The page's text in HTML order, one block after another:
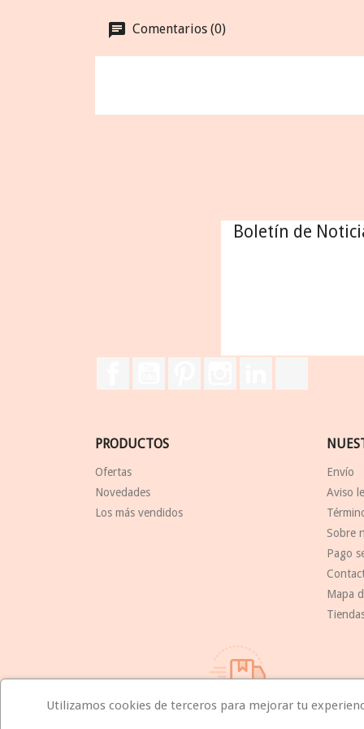
Comentarios (0)
Boletín de
PRODUCTOS
Ofertas
Novedades
Los más vendidos
Envío
Aviso
Sobre
Pago
Mapa
Compromiso de entrega
Utilizamos cookies de terceros para mejorar tu